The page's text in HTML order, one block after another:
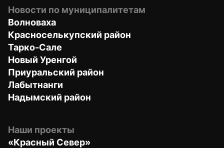
Новости по муниципалитетам
Волноваха
Красноселькупский район
Тарко-Сале
Новый Уренгой
Приуральский район
Лабытнанги
Надымский район
Наши проекты
«Красный Север»